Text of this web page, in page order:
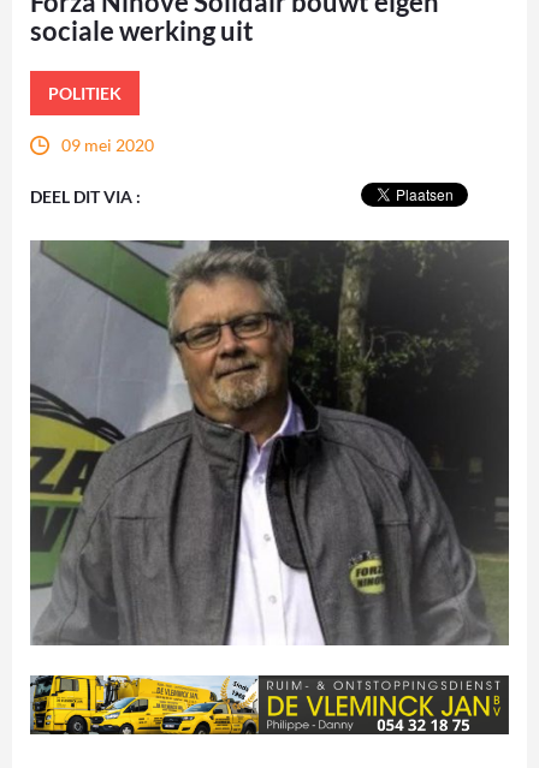
sociale werking uit
POLITIEK
09 mei 2020
DEEL DIT VIA :